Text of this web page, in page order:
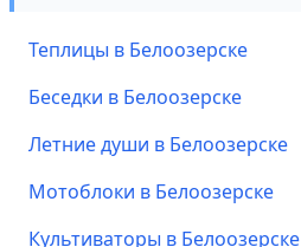
Теплицы в Белоозерске
Беседки в Белоозерске
Летние души в Белоозерске
Мотоблоки в Белоозерске
Культиваторы в Белоозерске